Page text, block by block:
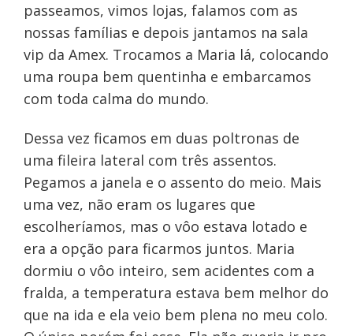
passeamos, vimos lojas, falamos com as
nossas famílias e depois jantamos na sala
vip da Amex. Trocamos a Maria lá, colocando
uma roupa bem quentinha e embarcamos
com toda calma do mundo.
Dessa vez ficamos em duas poltronas de
uma fileira lateral com três assentos.
Pegamos a janela e o assento do meio. Mais
uma vez, não eram os lugares que
escolheríamos, mas o vôo estava lotado e
era a opção para ficarmos juntos. Maria
dormiu o vôo inteiro, sem acidentes com a
fralda, a temperatura estava bem melhor do
que na ida e ela veio bem plena no meu colo.